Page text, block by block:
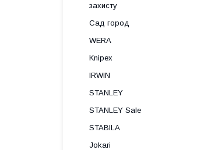
захисту
Сад город
WERA
Knipex
IRWIN
STANLEY
STANLEY Sale
STABILA
Jokari